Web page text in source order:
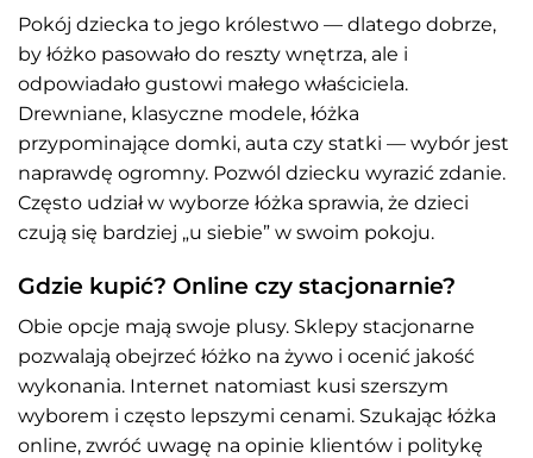
Pokój dziecka to jego królestwo — dlatego dobrze,
by łóżko pasowało do reszty wnętrza, ale i
odpowiadało gustowi małego właściciela.
Drewniane, klasyczne modele, łóżka
przypominające domki, auta czy statki — wybór jest
naprawdę ogromny. Pozwól dziecku wyrazić zdanie.
Często udział w wyborze łóżka sprawia, że dzieci
czują się bardziej „u siebie” w swoim pokoju.
Gdzie kupić? Online czy stacjonarnie?
Obie opcje mają swoje plusy. Sklepy stacjonarne
pozwalają obejrzeć łóżko na żywo i ocenić jakość
wykonania. Internet natomiast kusi szerszym
wyborem i często lepszymi cenami. Szukając łóżka
online, zwróć uwagę na opinie klientów i politykę